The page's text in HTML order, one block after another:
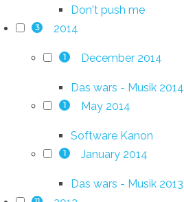
Don't push me
3 2014
1 December 2014
Das wars - Musik 2014
1 May 2014
Software Kanon
1 January 2014
Das wars - Musik 2013